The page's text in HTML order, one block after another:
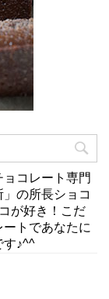
コレート専門
の所長ショコ
が好き！こだ
トであなたに
す♪^^